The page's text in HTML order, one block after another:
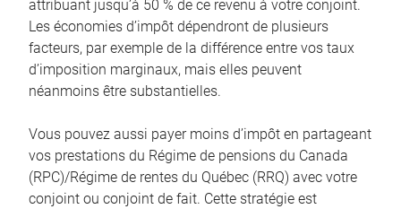
attribuant jusqu’à 50 % de ce revenu à votre conjoint.
Les économies d’impôt dépendront de plusieurs
facteurs, par exemple de la différence entre vos taux
d’imposition marginaux, mais elles peuvent
néanmoins être substantielles.
Vous pouvez aussi payer moins d’impôt en partageant
vos prestations du Régime de pensions du Canada
(RPC)/Régime de rentes du Québec (RRQ) avec votre
conjoint ou conjoint de fait. Cette stratégie est